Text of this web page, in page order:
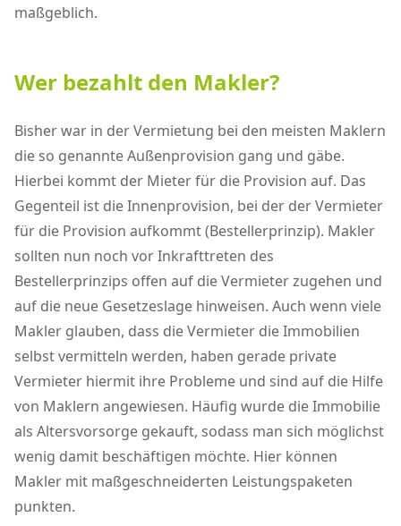
maßgeblich.
Wer bezahlt den Makler?
Bisher war in der Vermietung bei den meisten Maklern
die so genannte Außenprovision gang und gäbe.
Hierbei kommt der Mieter für die Provision auf. Das
Gegenteil ist die Innenprovision, bei der der Vermieter
für die Provision aufkommt (Bestellerprinzip). Makler
sollten nun noch vor Inkrafttreten des
Bestellerprinzips offen auf die Vermieter zugehen und
auf die neue Gesetzeslage hinweisen. Auch wenn viele
Makler glauben, dass die Vermieter die Immobilien
selbst vermitteln werden, haben gerade private
Vermieter hiermit ihre Probleme und sind auf die Hilfe
von Maklern angewiesen. Häufig wurde die Immobilie
als Altersvorsorge gekauft, sodass man sich möglichst
wenig damit beschäftigen möchte. Hier können
Makler mit maßgeschneiderten Leistungspaketen
punkten.